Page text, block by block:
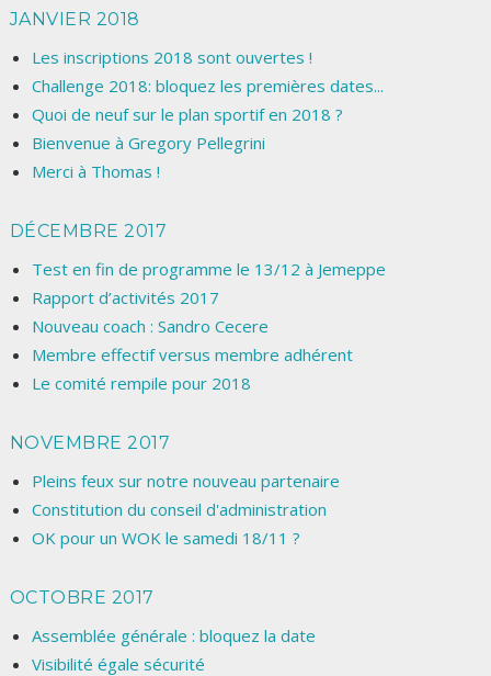
JANVIER 2018
Les inscriptions 2018 sont ouvertes !
Challenge 2018: bloquez les premières dates...
Quoi de neuf sur le plan sportif en 2018 ?
Bienvenue à Gregory Pellegrini
Merci à Thomas !
DÉCEMBRE 2017
Test en fin de programme le 13/12 à Jemeppe
Rapport d’activités 2017
Nouveau coach : Sandro Cecere
Membre effectif versus membre adhérent
Le comité rempile pour 2018
NOVEMBRE 2017
Pleins feux sur notre nouveau partenaire
Constitution du conseil d'administration
OK pour un WOK le samedi 18/11 ?
OCTOBRE 2017
Assemblée générale : bloquez la date
Visibilité égale sécurité